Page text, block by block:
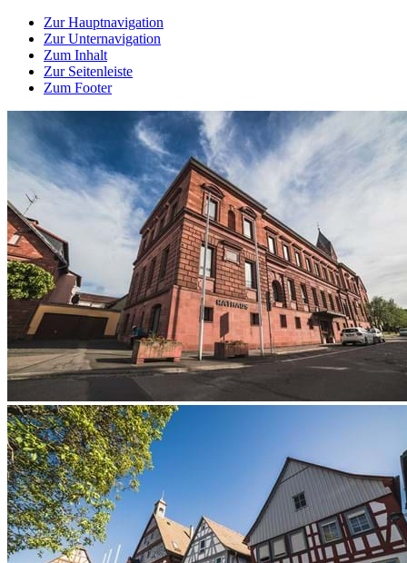
Zur Hauptnavigation
Zur Unternavigation
Zum Inhalt
Zur Seitenleiste
Zum Footer